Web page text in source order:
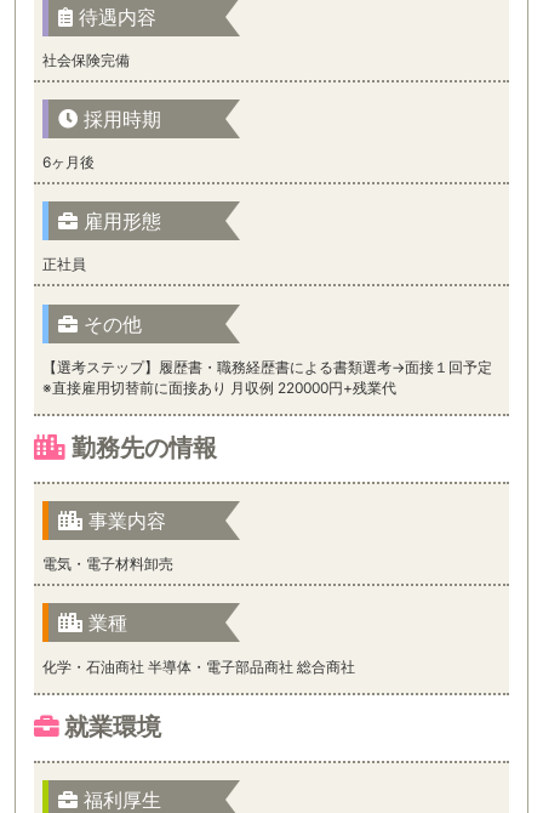
待遇内容
社会保険完備
採用時期
6ヶ月後
雇用形態
正社員
その他
【選考ステップ】履歴書・職務経歴書による書類選考→面接１回予定
※直接雇用切替前に面接あり 月収例 220000円+残業代
勤務先の情報
事業内容
電気・電子材料卸売
業種
化学・石油商社 半導体・電子部品商社 総合商社
就業環境
福利厚生